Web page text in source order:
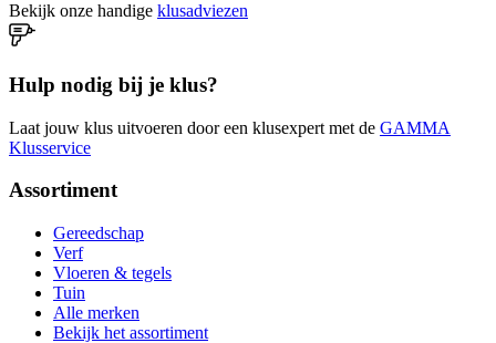
Bekijk onze handige klusadviezen
Hulp nodig bij je klus?
Laat jouw klus uitvoeren door een klusexpert met de GAMMA
Klusservice
Assortiment
Gereedschap
Verf
Vloeren & tegels
Tuin
Alle merken
Bekijk het assortiment